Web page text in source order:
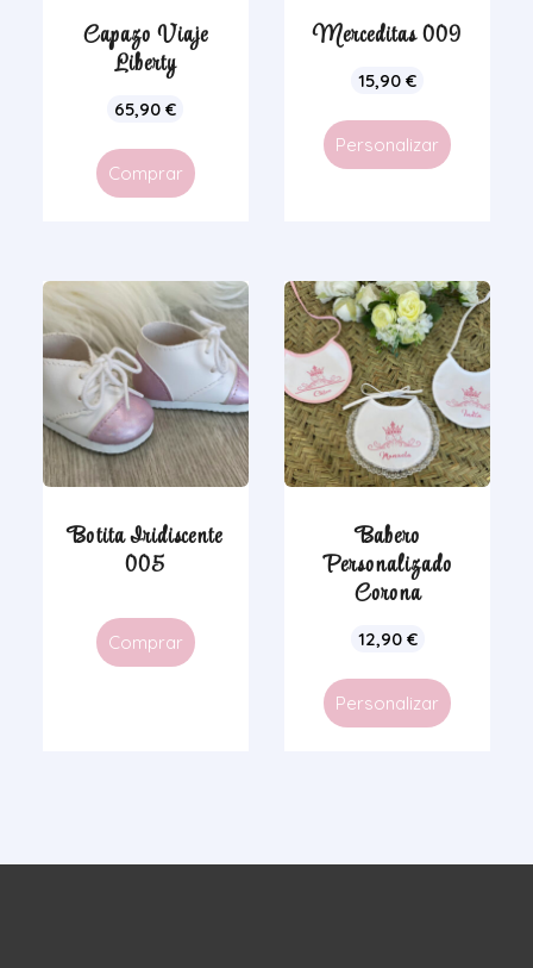
Capazo Viaje
Liberty
65,90€
Comprar
Merceditas 009
15,90€
Personalizar
Botita Iridiscente
005
Comprar
Babero
Personalizado
Corona
12,90 €
Personalizar